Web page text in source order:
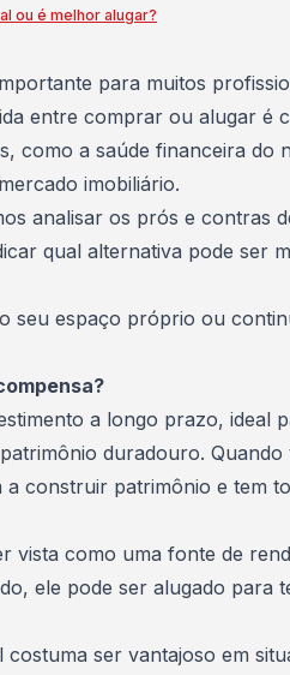
ou é melhor alugar?
para muitos
entre comprar ou alugar é
como a saúde financeira do
imobiliário.
analisar os prós e contras
qual alternativa pode ser
seu espaço próprio ou
a longo prazo, ideal
duradouro.
a construir patrimônio e tem
vista como uma fonte de
ele pode ser alugado para
ser vantajoso em